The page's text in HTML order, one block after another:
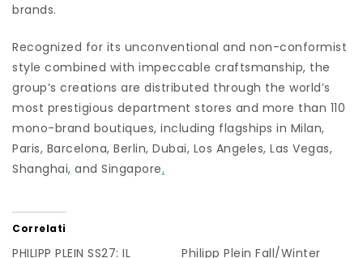
brands.
Recognized for its unconventional and non-conformist
style combined with impeccable craftsmanship, the
group’s creations are distributed through the world’s
most prestigious department stores and more than 110
mono-brand boutiques, including flagships in Milan,
Paris, Barcelona, Berlin, Dubai, Los Angeles, Las Vegas,
Shanghai, and Singapore.
Correlati
PHILIPP PLEIN SS27: IL
Philipp Plein Fall/Winter